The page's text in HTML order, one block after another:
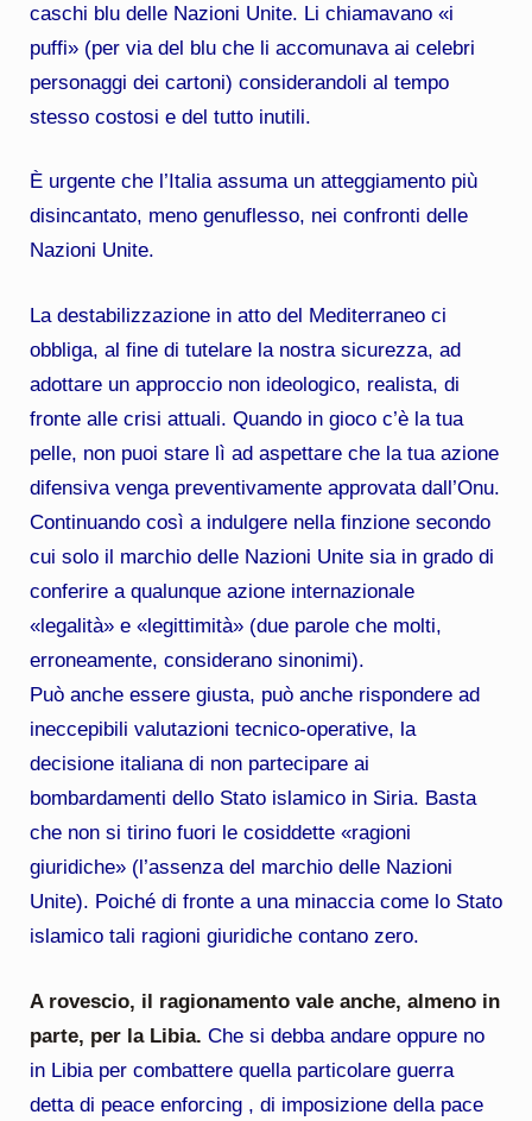
caschi blu delle Nazioni Unite. Li chiamavano «i
puffi» (per via del blu che li accomunava ai celebri
personaggi dei cartoni) considerandoli al tempo
stesso costosi e del tutto inutili.
È urgente che l’Italia assuma un atteggiamento più
disincantato, meno genuflesso, nei confronti delle
Nazioni Unite.
La destabilizzazione in atto del Mediterraneo ci
obbliga, al fine di tutelare la nostra sicurezza, ad
adottare un approccio non ideologico, realista, di
fronte alle crisi attuali. Quando in gioco c’è la tua
pelle, non puoi stare lì ad aspettare che la tua azione
difensiva venga preventivamente approvata dall’Onu.
Continuando così a indulgere nella finzione secondo
cui solo il marchio delle Nazioni Unite sia in grado di
conferire a qualunque azione internazionale
«legalità» e «legittimità» (due parole che molti,
erroneamente, considerano sinonimi).
Può anche essere giusta, può anche rispondere ad
ineccepibili valutazioni tecnico-operative, la
decisione italiana di non partecipare ai
bombardamenti dello Stato islamico in Siria. Basta
che non si tirino fuori le cosiddette «ragioni
giuridiche» (l’assenza del marchio delle Nazioni
Unite). Poiché di fronte a una minaccia come lo Stato
islamico tali ragioni giuridiche contano zero.
A rovescio, il ragionamento vale anche, almeno in
parte, per la Libia. Che si debba andare oppure no
in Libia per combattere quella particolare guerra
detta di peace enforcing , di imposizione della pace